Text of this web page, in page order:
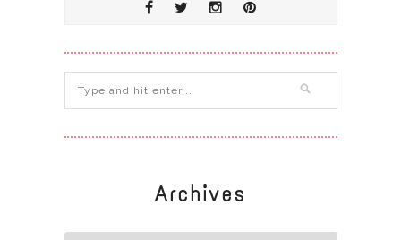
Archives